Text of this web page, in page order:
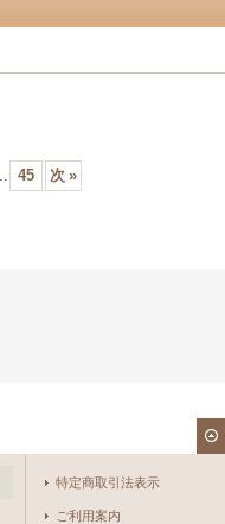
45 次 »
特定商取引法表示
ご利用案内